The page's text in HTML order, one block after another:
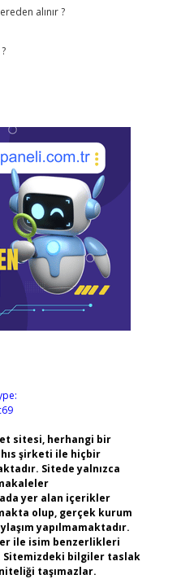
alınır ?
sitesi, herhangi bir
şirketi ile hiçbir
Sitede yalnızca
yer alan içerikler
olup, gerçek kurum
yapılmamaktadır.
ile isim benzerlikleri
bilgiler taslak
taşımazlar.